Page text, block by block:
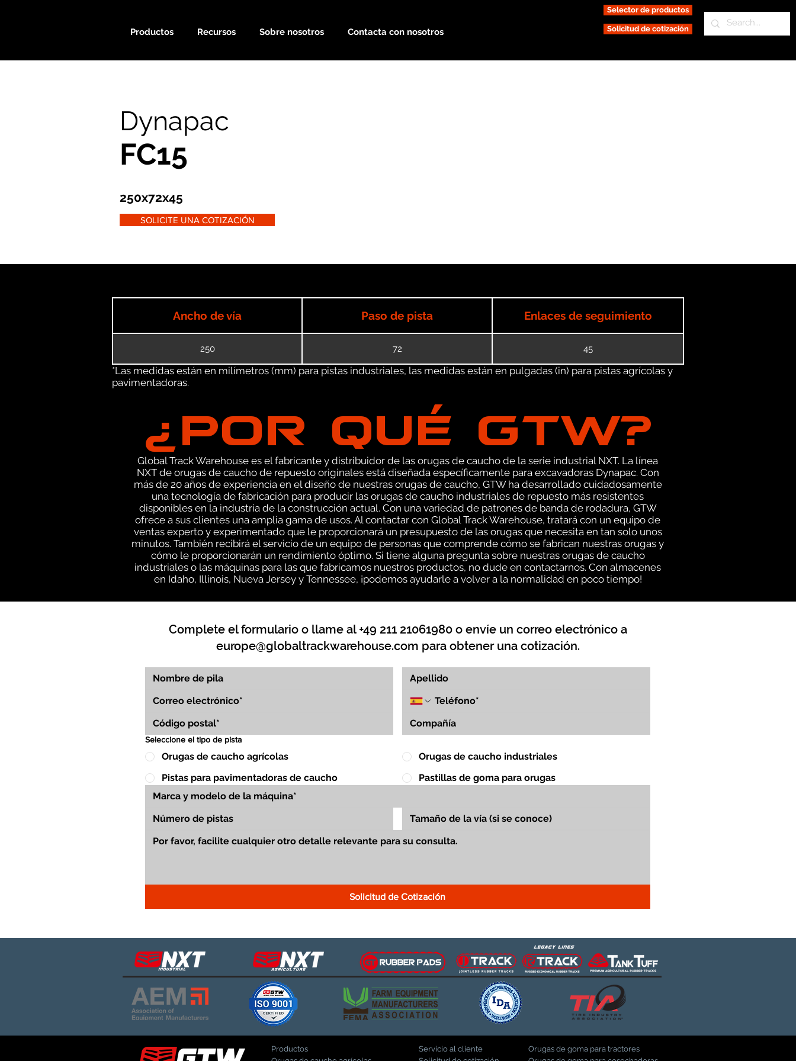
Productos Recursos Sobre nosotros Contacta con nosotros
Selector de productos
Solicitud de cotización
Dynapac
FC15
250x72x45
SOLICITE UNA COTIZACIÓN
Ancho de vía Paso de pista Enlaces de seguimiento
250 72 45
*Las medidas están en milímetros (mm) para pistas industriales, las medidas están en pulgadas (in) para pistas agrícolas y
pavimentadoras.
¿POR QUÉ GTW?
Global Track Warehouse es el fabricante y distribuidor de las orugas de caucho de la serie industrial NXT. La línea
NXT de orugas de caucho de repuesto originales está diseñada específicamente para excavadoras Dynapac. Con
más de 20 años de experiencia en el diseño de nuestras orugas de caucho, GTW ha desarrollado cuidadosamente
una tecnología de fabricación para producir las orugas de caucho industriales de repuesto más resistentes
disponibles en la industria de la construcción actual. Con una variedad de patrones de banda de rodadura, GTW
ofrece a sus clientes una amplia gama de usos. Al contactar con Global Track Warehouse, tratará con un equipo de
ventas experto y experimentado que le proporcionará un presupuesto de las orugas que necesita en tan solo unos
minutos. También recibirá el servicio de un equipo de personas que comprende cómo se fabrican nuestras orugas y
cómo le proporcionarán un rendimiento óptimo. Si tiene alguna pregunta sobre nuestras orugas de caucho
industriales o las máquinas para las que fabricamos nuestros productos, no dude en contactarnos. Con almacenes
en Idaho, Illinois, Nueva Jersey y Tennessee, ¡podemos ayudarle a volver a la normalidad en poco tiempo!
Complete el formulario o llame al +49 211 21061980 o envíe un correo electrónico a
europe@globaltrackwarehouse.com para obtener una cotización.
Seleccione el tipo de pista
Orugas de caucho agrícolas
Orugas de caucho industriales
Pistas para pavimentadoras de caucho
Pastillas de goma para orugas
Solicitud de Cotización
Productos
Servicio al cliente
Orugas de goma para tractores